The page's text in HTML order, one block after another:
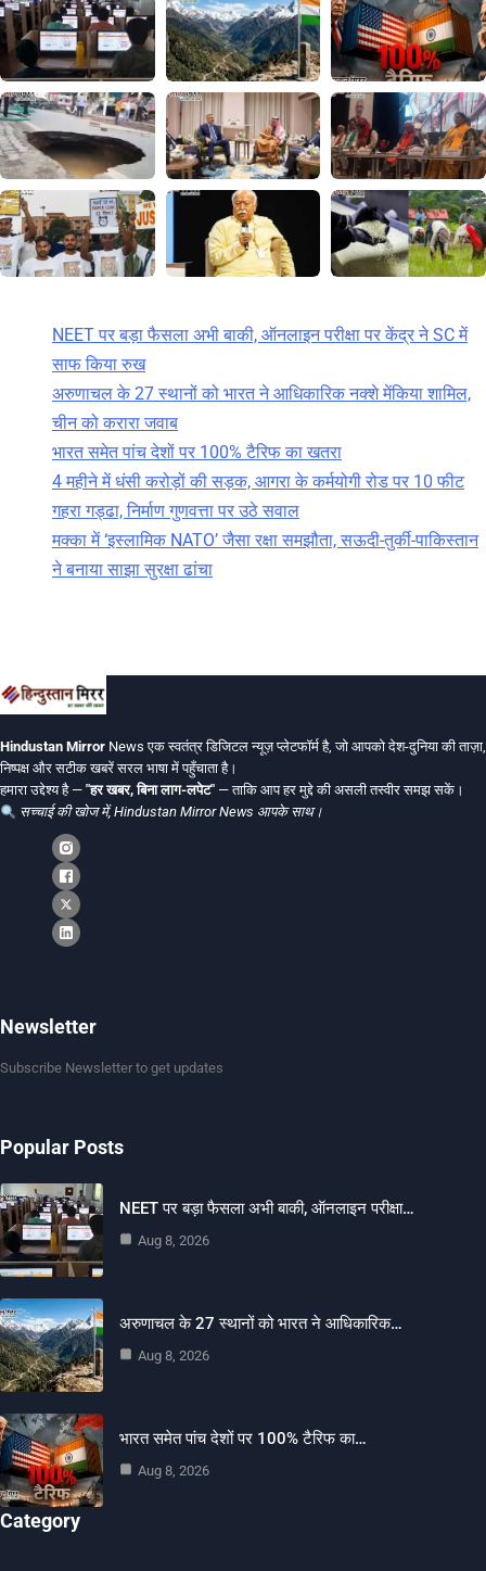
NEET पर बड़ा फैसला अभी बाकी, ऑनलाइन परीक्षा पर केंद्र ने SC में
साफ किया रुख
अरुणाचल के 27 स्थानों को भारत ने आधिकारिक नक्शे मेंकिया शामिल,
चीन को करारा जवाब
भारत समेत पांच देशों पर 100% टैरिफ का खतरा
4 महीने में धंसी करोड़ों की सड़क, आगरा के कर्मयोगी रोड पर 10 फीट
गहरा गड्ढा, निर्माण गुणवत्ता पर उठे सवाल
मक्का में ‘इस्लामिक NATO’ जैसा रक्षा समझौता, सऊदी-तुर्की-पाकिस्तान
ने बनाया साझा सुरक्षा ढांचा
Hindustan Mirror News एक स्वतंत्र डिजिटल न्यूज़ प्लेटफॉर्म है, जो आपको देश-दुनिया की ताज़ा,
निष्पक्ष और सटीक खबरें सरल भाषा में पहुँचाता है।
हमारा उद्देश्य है — "हर खबर, बिना लाग-लपेट" — ताकि आप हर मुद्दे की असली तस्वीर समझ सकें।
सच्चाई की खोज में, Hindustan Mirror News आपके साथ।
Newsletter
Subscribe Newsletter to get updates
Popular Posts
NEET पर बड़ा फैसला अभी बाकी, ऑनलाइन परीक्षा…
Aug 8, 2026
अरुणाचल के 27 स्थानों को भारत ने आधिकारिक…
Aug 8, 2026
भारत समेत पांच देशों पर 100% टैरिफ का…
Aug 8, 2026
Category